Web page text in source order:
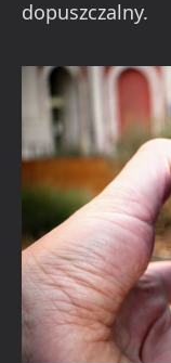
dopuszczalny.